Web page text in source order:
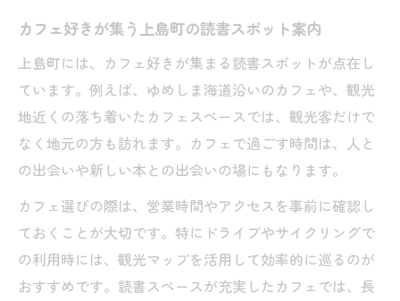
カフェ好きが集う上島町の読書スポット案内
上島町には、カフェ好きが集まる読書スポットが点在し
ています。例えば、ゆめしま海道沿いのカフェや、観光
地近くの落ち着いたカフェスペースでは、観光客だけで
なく地元の方も訪れます。カフェで過ごす時間は、人と
の出会いや新しい本との出会いの場にもなります。
カフェ選びの際は、営業時間やアクセスを事前に確認し
ておくことが大切です。特にドライブやサイクリングで
の利用時には、観光マップを活用して効率的に巡るのが
おすすめです。読書スペースが充実したカフェでは、長